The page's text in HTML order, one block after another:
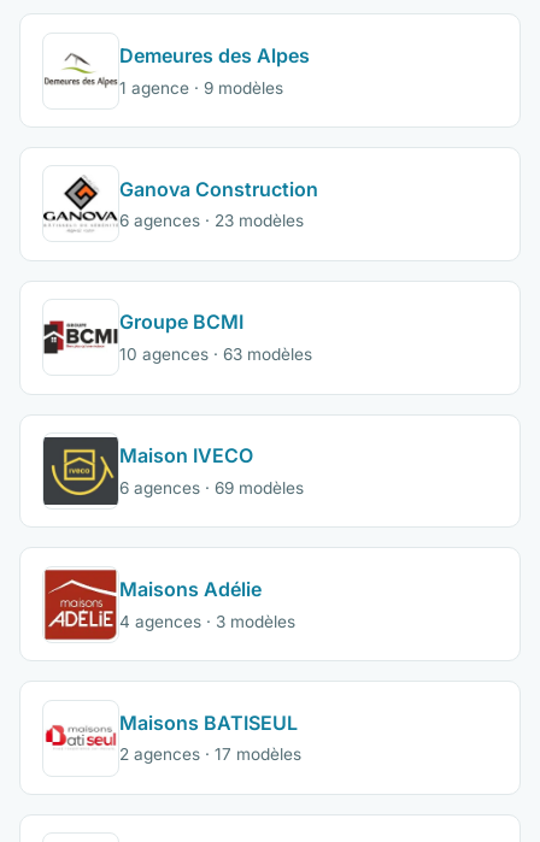
Demeures des Alpes
1 agence · 9 modèles
Ganova Construction
6 agences · 23 modèles
Groupe BCMI
10 agences · 63 modèles
Maison IVECO
6 agences · 69 modèles
Maisons Adélie
4 agences · 3 modèles
Maisons BATISEUL
2 agences · 17 modèles